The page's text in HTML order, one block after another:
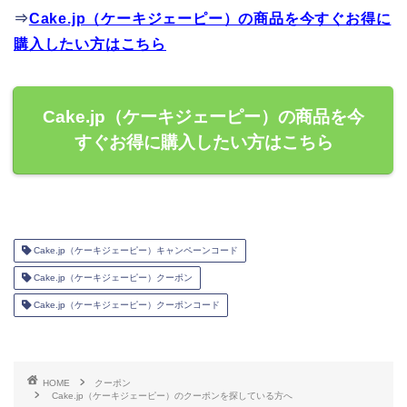
⇒Cake.jp（ケーキジェーピー）の商品を今すぐお得に
購入したい方はこちら
Cake.jp（ケーキジェーピー）の商品を今
すぐお得に購入したい方はこちら
Cake.jp（ケーキジェーピー）キャンペーンコード
Cake.jp（ケーキジェーピー）クーポン
Cake.jp（ケーキジェーピー）クーポンコード
HOME
クーポン
Cake.jp（ケーキジェーピー）のクーポンを探している方へ